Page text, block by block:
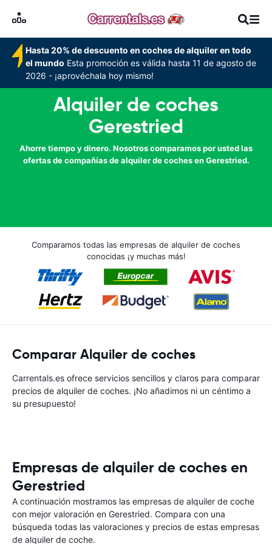
Hasta 20% de descuento en coches de alquiler en todo
el mundo Esta promoción es válida hasta 11 de agosto de
2026 - ¡aprovéchala hoy mismo!
Alquiler de coches
Gerestried
Ahorre tiempo y dinero. Nosotros comparamos por usted las
ofertas de compañías de alquiler de coches en Gerestried.
Comparamos todas las empresas de alquiler de coches
conocidas ¡y muchas más!
Comparar Alquiler de coches
Carrentals.es ofrece servicios sencillos y claros para comparar
precios de alquiler de coches. ¡No añadimos ni un céntimo a
su presupuesto!
Empresas de alquiler de coches en
Gerestried
A continuación mostramos las empresas de alquiler de coche
con mejor valoración en Gerestried. Compara con una
búsqueda todas las valoraciones y precios de estas empresas
de alquiler de coche.